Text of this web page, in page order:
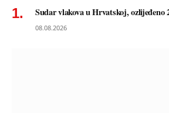
Sudar vlakova u Hrvatskoj, ozlijeđeno
08.08.2026